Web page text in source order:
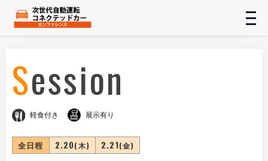
Session
全日程 2.20(木) 2.21(金)
軽食付き 展示有り